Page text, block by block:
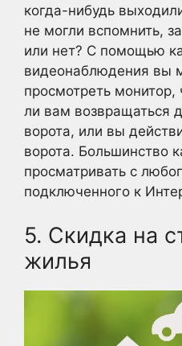
когда-нибудь
не могли вспомнить,
или нет? С помощью
видеонаблюдения вы
просмотреть монитор,
ли вам возвращаться
ворота, или вы
ворота. Большинство
просматривать с
подключенного к
5. Скидка на
жилья